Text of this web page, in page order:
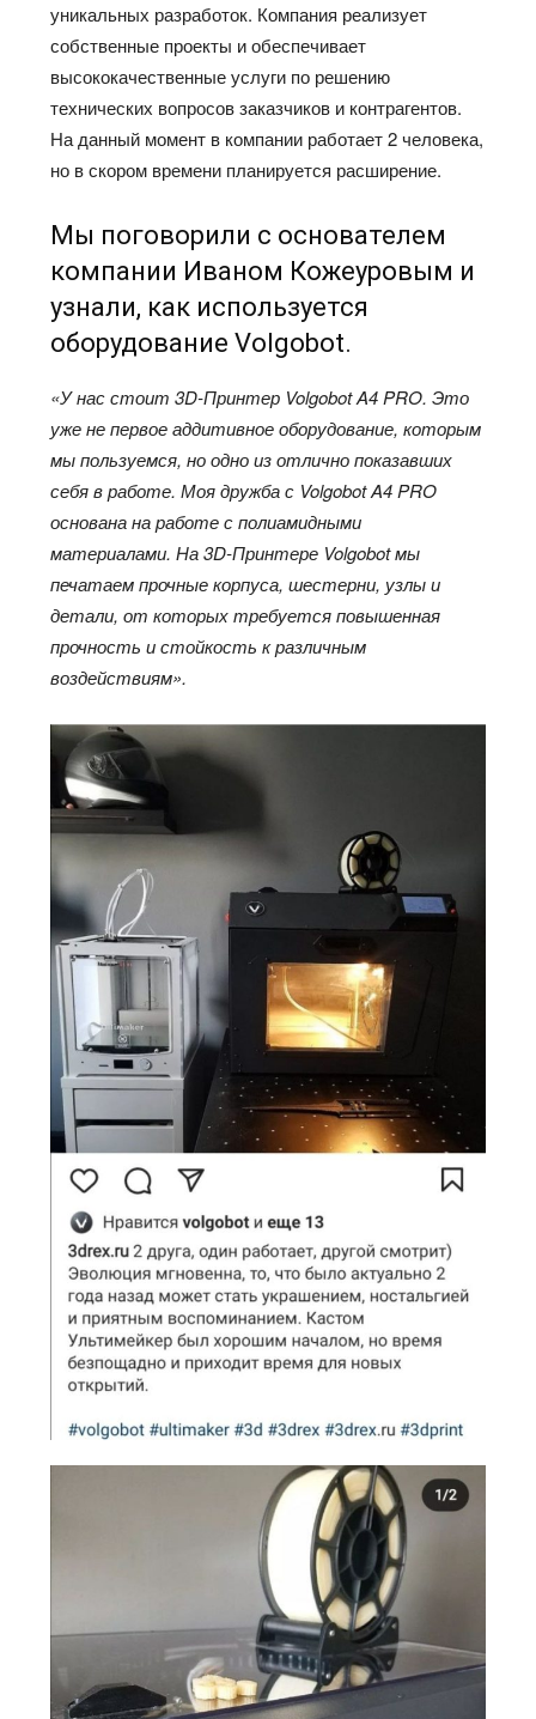
уникальных разработок. Компания реализует
собственные проекты и обеспечивает
высококачественные услуги по решению
технических вопросов заказчиков и контрагентов.
На данный момент в компании работает 2 человека,
но в скором времени планируется расширение.
Мы поговорили с основателем
компании Иваном Кожеуровым и
узнали, как используется
оборудование Volgobot.
«У нас стоит 3D-Принтер Volgobot A4 PRO. Это
уже не первое аддитивное оборудование, которым
мы пользуемся, но одно из отлично показавших
себя в работе. Моя дружба с Volgobot A4 PRO
основана на работе с полиамидными
материалами. На 3D-Принтере Volgobot мы
печатаем прочные корпуса, шестерни, узлы и
детали, от которых требуется повышенная
прочность и стойкость к различным
воздействиям».